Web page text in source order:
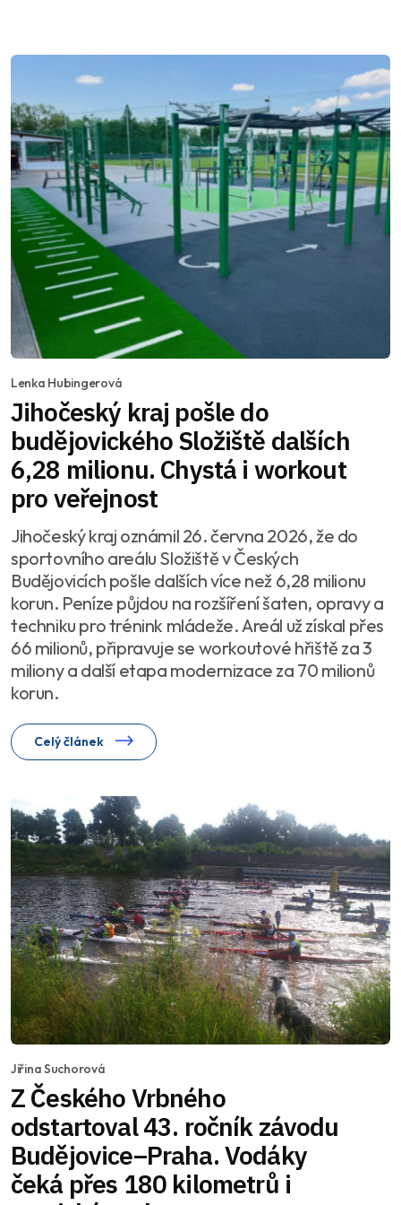
Lenka Hubingerová
Jihočeský kraj pošle do
budějovického Složiště dalších
6,28 milionu. Chystá i workout
pro veřejnost
Jihočeský kraj oznámil 26. června 2026, že do
sportovního areálu Složiště v Českých
Budějovicích pošle dalších více než 6,28 milionu
korun. Peníze půjdou na rozšíření šaten, opravy a
techniku pro trénink mládeže. Areál už získal přes
66 milionů, připravuje se workoutové hřiště za 3
miliony a další etapa modernizace za 70 milionů
korun.
Celý článek
Jiřina Suchorová
Z Českého Vrbného
odstartoval 43. ročník závodu
Budějovice–Praha. Vodáky
čeká přes 180 kilometrů i